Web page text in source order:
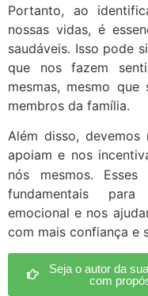
Portanto, ao
nossas vidas, é
saudáveis. Isso pode
que nos fazem
mesmas, mesmo
membros da família.
Além disso,
apoiam e nos
nós mesmos. Esses
fundamentais
emocional e nos
com mais confiança e
Seja o autor da
com